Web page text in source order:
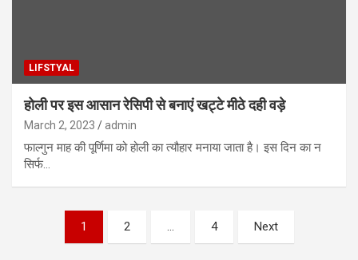
LIFSTYAL
होली पर इस आसान रेसिपी से बनाएं खट्टे मीठे दही वड़े
March 2, 2023 admin
फाल्गुन माह की पूर्णिमा को होली का त्यौहार मनाया जाता है। इस दिन का न
सिर्फ…
pagination
1 2 … 4 Next